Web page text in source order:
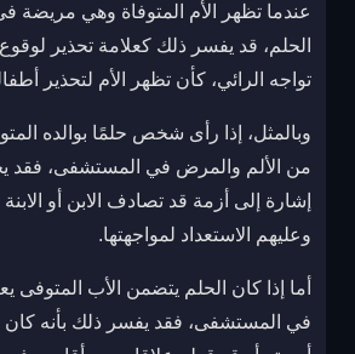
عندما تظهر الأم المتوفاة وهي
الحلم، قد يفسر ذلك كعلامة تحذير
تواجه الرائي، كأن تظهر الأم لتحذير
وبالمثل، إذا رأى شخص حلمًا بوالده
من الألم والمرض في المستشفى، فقد
إشارة إلى أزمة قد تصادف الابن أو
وعليهم الاستعداد لمواجهتها.
أما إذا كان الحلم يتضمن الأب المتوفى
في المستشفى، فقد يفسر ذلك بأنه